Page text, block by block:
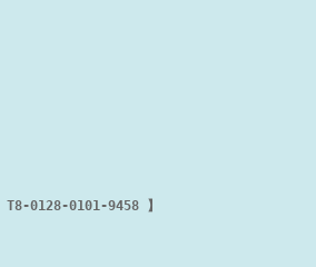
T8-0128-0101-9458 】